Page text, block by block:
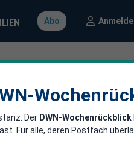
Abo
Der DWN-Wochenrückblick
Für alle, deren Postfach